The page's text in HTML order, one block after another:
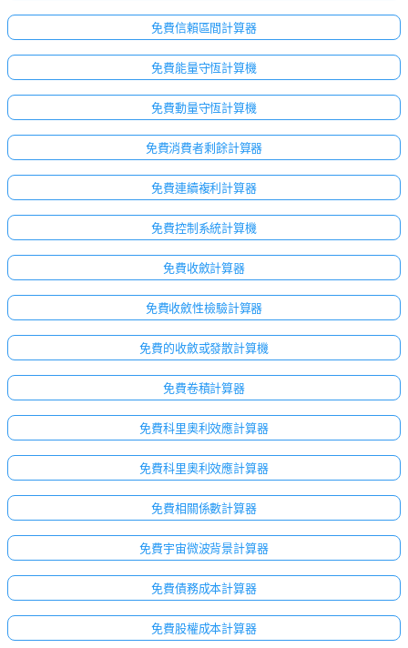
免費信賴區間計算器
免費能量守恆計算機
免費動量守恆計算機
免費消費者剩餘計算器
免費連續複利計算器
免費控制系統計算機
免費收斂計算器
免費收斂性檢驗計算器
免費的收斂或發散計算機
免費卷積計算器
免費科里奧利效應計算器
免費科里奧利效應計算器
免費相關係數計算器
免費宇宙微波背景計算器
免費債務成本計算器
免費股權成本計算器